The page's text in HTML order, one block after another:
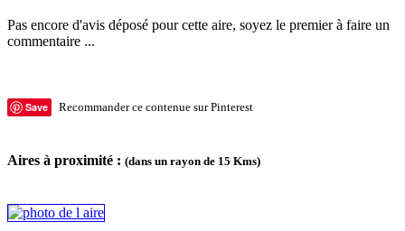
Pas encore d'avis déposé pour cette aire, soyez le premier à faire un
commentaire ...
Save Recommander ce contenue sur Pinterest
Aires à proximité : (dans un rayon de 15 Kms)